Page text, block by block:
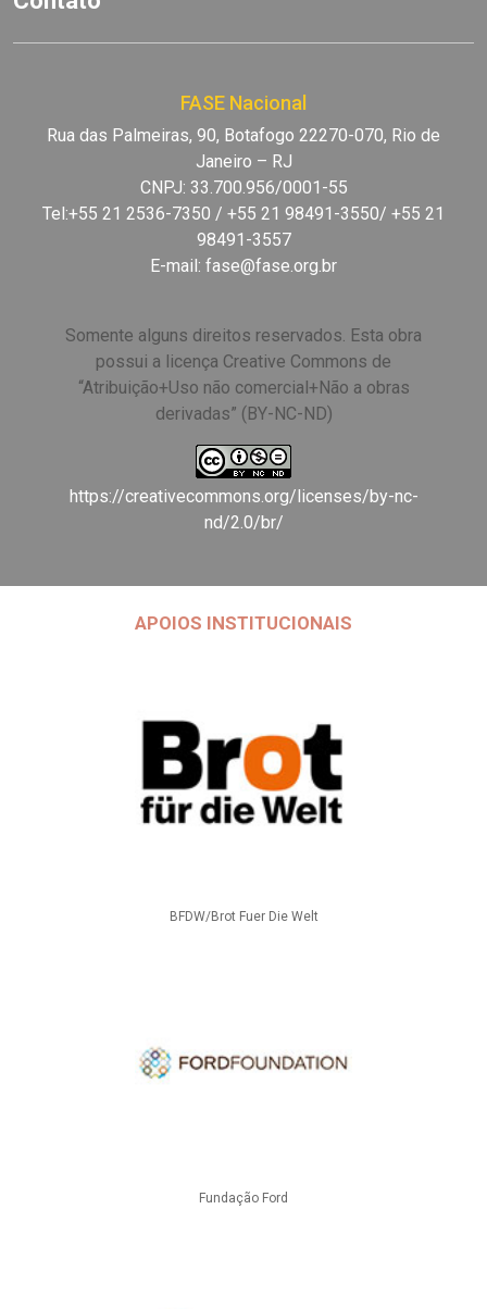
FASE Nacional
Rua das Palmeiras, 90, Botafogo 22270-070, Rio de
Janeiro – RJ
CNPJ: 33.700.956/0001-55
Tel:+55 21 2536-7350 / +55 21 98491-3550/ +55 21
98491-3557
E-mail: fase@fase.org.br
Somente alguns direitos reservados. Esta obra
possui a licença Creative Commons de
“Atribuição+Uso não comercial+Não a obras
derivadas” (BY-NC-ND)
https://creativecommons.org/licenses/by-nc-
nd/2.0/br/
APOIOS INSTITUCIONAIS
BFDW/Brot Fuer Die Welt
Fundação Ford